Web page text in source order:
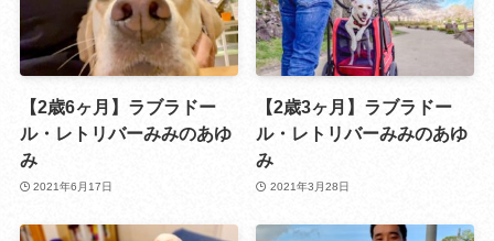
【2歳6ヶ月】ラブラドー
ル・レトリバーみみのあゆ
み
2021年6月17日
【2歳3ヶ月】ラブラドー
ル・レトリバーみみのあゆ
み
2021年3月28日